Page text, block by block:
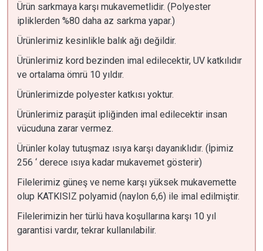
Ürün sarkmaya karşı mukavemetlidir. (Polyester
ipliklerden %80 daha az sarkma yapar.)
Ürünlerimiz kesinlikle balık ağı değildir.
Ürünlerimiz kord bezinden imal edilecektir, UV katkılıdır
ve ortalama ömrü 10 yıldır.
Ürünlerimizde polyester katkısı yoktur.
Ürünlerimiz paraşüt ipliğinden imal edilecektir insan
vücuduna zarar vermez.
Ürünler kolay tutuşmaz ısıya karşı dayanıklıdır. (İpimiz
256 ‘ derece ısıya kadar mukavemet gösterir)
Filelerimiz güneş ve neme karşı yüksek mukavemette
olup KATKISIZ polyamid (naylon 6,6) ile imal edilmiştir.
Filelerimizin her türlü hava koşullarına karşı 10 yıl
garantisi vardır, tekrar kullanılabilir.